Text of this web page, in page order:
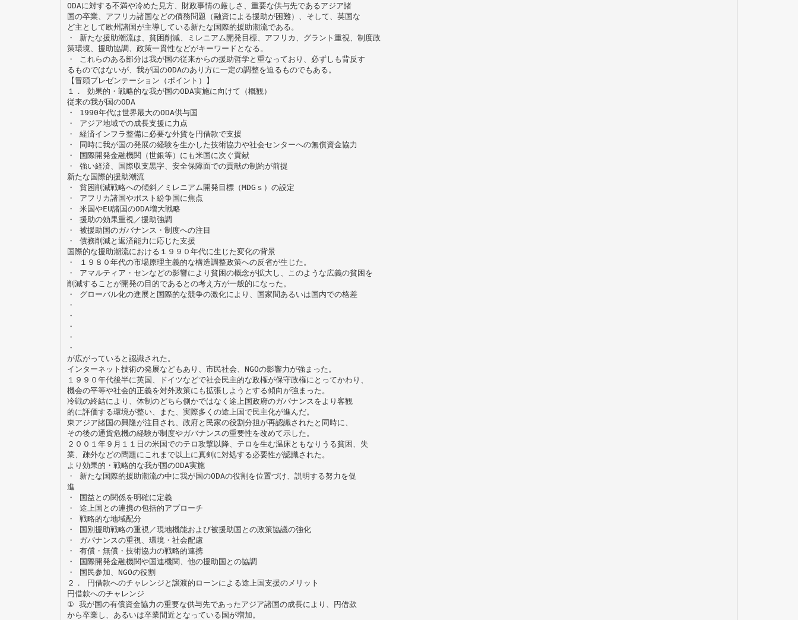
ODAに対する不満や冷めた見方、財政事情の厳しさ、重要な供与先であるアジア諸
国の卒業、アフリカ諸国などの債務問題（融資による援助が困難）、そして、英国な
ど主として欧州諸国が主導している新たな国際的援助潮流である。
・ 新たな援助潮流は、貧困削減、ミレニアム開発目標、アフリカ、グラント重視、制度政
策環境、援助協調、政策一貫性などがキーワードとなる。
・ これらのある部分は我が国の従来からの援助哲学と重なっており、必ずしも背反す
るものではないが、我が国のODAのあり方に一定の調整を迫るものでもある。
【冒頭プレゼンテーション（ポイント）】
１． 効果的・戦略的な我が国のODA実施に向けて（概観）
従来の我が国のODA
・ 1990年代は世界最大のODA供与国
・ アジア地域での成長支援に力点
・ 経済インフラ整備に必要な外貨を円借款で支援
・ 同時に我が国の発展の経験を生かした技術協力や社会センターへの無償資金協力
・ 国際開発金融機関（世銀等）にも米国に次ぐ貢献
・ 強い経済、国際収支黒字、安全保障面での貢献の制約が前提
新たな国際的援助潮流
・ 貧困削減戦略への傾斜／ミレニアム開発目標（MDGｓ）の設定
・ アフリカ諸国やポスト紛争国に焦点
・ 米国やEU諸国のODA増大戦略
・ 援助の効果重視／援助強調
・ 被援助国のガバナンス・制度への注目
・ 債務削減と返済能力に応じた支援
国際的な援助潮流における１９９０年代に生じた変化の背景
・ １９８０年代の市場原理主義的な構造調整政策への反省が生じた。
・ アマルティア・センなどの影響により貧困の概念が拡大し、このような広義の貧困を
削減することが開発の目的であるとの考え方が一般的になった。
・ グローバル化の進展と国際的な競争の激化により、国家間あるいは国内での格差
・
・
・
・
・
が広がっていると認識された。
インターネット技術の発展などもあり、市民社会、NGOの影響力が強まった。
１９９０年代後半に英国、ドイツなどで社会民主的な政権が保守政権にとってかわり、
機会の平等や社会的正義を対外政策にも拡張しようとする傾向が強まった。
冷戦の終結により、体制のどちら側かではなく途上国政府のガバナンスをより客観
的に評価する環境が整い、また、実際多くの途上国で民主化が進んだ。
東アジア諸国の興隆が注目され、政府と民家の役割分担が再認識されたと同時に、
その後の通貨危機の経験が制度やガバナンスの重要性を改めて示した。
２００１年９月１１日の米国でのテロ攻撃以降、テロを生む温床ともなりうる貧困、失
業、疎外などの問題にこれまで以上に真剣に対処する必要性が認識された。
より効果的・戦略的な我が国のODA実施
・ 新たな国際的援助潮流の中に我が国のODAの役割を位置づけ、説明する努力を促
進
・ 国益との関係を明確に定義
・ 途上国との連携の包括的アプローチ
・ 戦略的な地域配分
・ 国別援助戦略の重視／現地機能および被援助国との政策協議の強化
・ ガバナンスの重視、環境・社会配慮
・ 有償・無償・技術協力の戦略的連携
・ 国際開発金融機関や国連機関、他の援助国との協調
・ 国民参加、NGOの役割
２． 円借款へのチャレンジと譲渡的ローンによる途上国支援のメリット
円借款へのチャレンジ
① 我が国の有償資金協力の重要な供与先であったアジア諸国の成長により、円借款
から卒業し、あるいは卒業間近となっている国が増加。